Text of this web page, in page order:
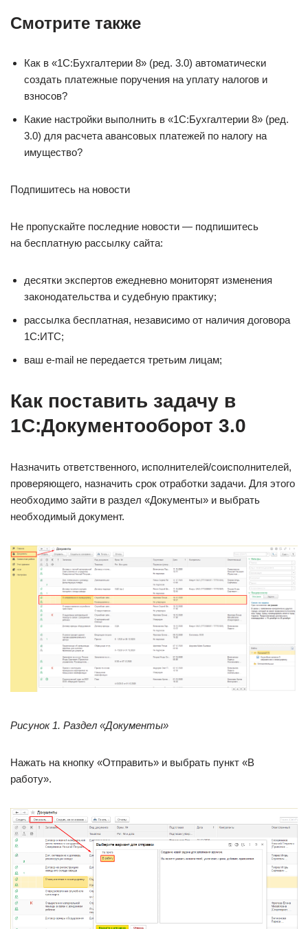
Смотрите также
Как в «1С:Бухгалтерии 8» (ред. 3.0) автоматически
создать платежные поручения на уплату налогов и
взносов?
Какие настройки выполнить в «1С:Бухгалтерии 8» (ред.
3.0) для расчета авансовых платежей по налогу на
имущество?
Подпишитесь на новости
Не пропускайте последние новости — подпишитесь
на бесплатную рассылку сайта:
десятки экспертов ежедневно мониторят изменения
законодательства и судебную практику;
рассылка бесплатная, независимо от наличия договора
1С:ИТС;
ваш e-mail не передается третьим лицам;
Как поставить задачу в
1С:Документооборот 3.0
Назначить ответственного, исполнителей/соисполнителей,
проверяющего, назначить срок отработки задачи. Для этого
необходимо зайти в раздел «Документы» и выбрать
необходимый документ.
Рисунок 1. Раздел «Документы»
Нажать на кнопку «Отправить» и выбрать пункт «В
работу».